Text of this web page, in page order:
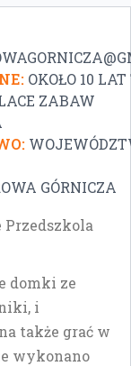
OKOŁO 10
ZABAW
GÓRNICZA
Przedszkola
domki ze
i
także grać w
wykonano